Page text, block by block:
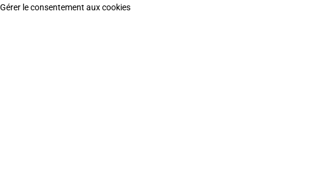
Gérer le consentement aux cookies